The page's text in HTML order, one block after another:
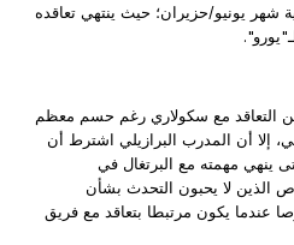
شهر يونيو/حزيران؛ حيث ينتهي تعاقده
مع سكولاري رغم حسم معظم
إلا أن المدرب البرازيلي اشترط أن
ينهي مهمته مع البرتغال في
الذين لا يحبون التحدث بشأن
عندما يكون مرتبطا بتعاقد مع فريق